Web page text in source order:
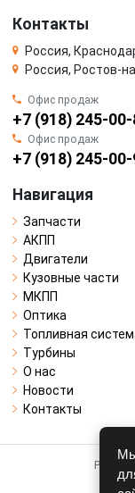
Контакты
Россия,
Россия, Ростов-
Офис продаж
+7 (918) 245-
Офис продаж
+7 (918) 245-
Навигация
Запчасти
АКПП
Двигатели
Кузовные части
МКПП
Оптика
Топливная
Турбины
О нас
Новости
Контакты